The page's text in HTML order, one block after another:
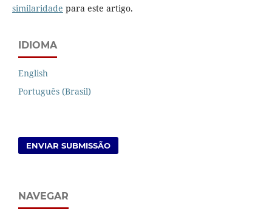
similaridade para este artigo.
IDIOMA
English
Português (Brasil)
ENVIAR SUBMISSÃO
NAVEGAR